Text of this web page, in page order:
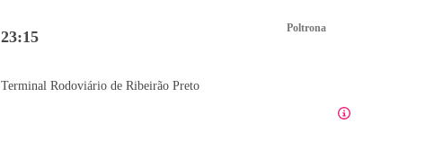
23:15
Terminal Rodoviário de Ribeirão Preto
Poltrona